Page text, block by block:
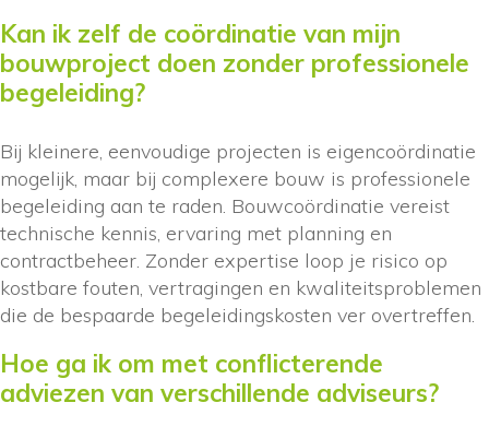
Kan ik zelf de coördinatie van mijn
bouwproject doen zonder professionele
begeleiding?
Bij kleinere, eenvoudige projecten is eigencoördinatie
mogelijk, maar bij complexere bouw is professionele
begeleiding aan te raden. Bouwcoördinatie vereist
technische kennis, ervaring met planning en
contractbeheer. Zonder expertise loop je risico op
kostbare fouten, vertragingen en kwaliteitsproblemen
die de bespaarde begeleidingskosten ver overtreffen.
Hoe ga ik om met conflicterende
adviezen van verschillende adviseurs?